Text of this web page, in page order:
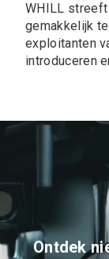
WHILL streeft
gemakkelijk
exploitanten
introduceren
Ontdek